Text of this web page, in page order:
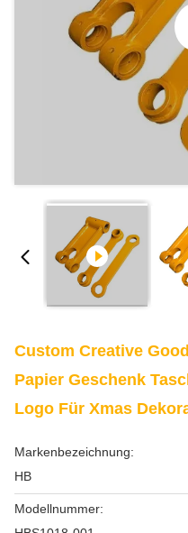
Custom Creative
Papier Geschenk
Logo Für Xmas
Markenbezeichnung:
HB
Modellnummer: